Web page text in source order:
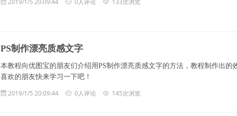
2019/1/5 20:09:44 0人评论 133次浏览
PS制作漂亮质感文字
本教程向优图宝的朋友们介绍用PS制作漂亮质感文字的方法，教程制作出的
喜欢的朋友快来学习一下吧！
2019/1/5 20:09:44 0人评论 145次浏览